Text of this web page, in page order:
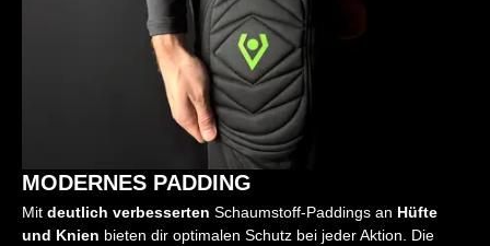
MODERNES PADDING
Mit deutlich verbesserten Schaumstoff-Paddings an Hüfte
und Knien bieten dir optimalen Schutz bei jeder Aktion. Die